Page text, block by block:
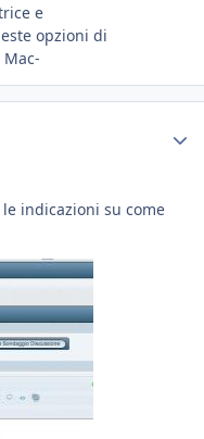
e
opzioni di
indicazioni su come